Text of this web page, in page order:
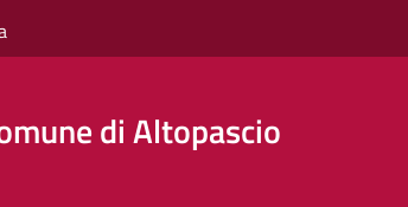
di Altopascio